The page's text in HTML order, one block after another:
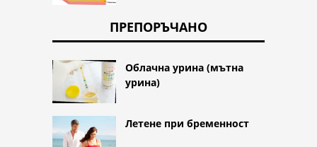
ПРЕПОРЪЧАНО
Облачна урина (мътна
урина)
Летене при бременност